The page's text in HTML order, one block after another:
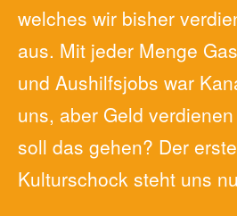
welches wir bisher
aus. Mit jeder Menge
und Aushilfsjobs war
uns, aber Geld
soll das gehen? Der
Kulturschock steht uns